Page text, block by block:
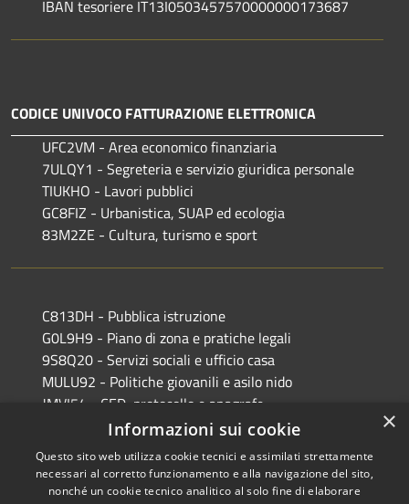
IBAN tesoriere IT13I0503457570000000173687
CODICE UNIVOCO FATTURAZIONE ELETTRONICA
UFC2VM - Area economico finanziaria
7ULQY1 - Segreteria e servizio giuridica personale
TIUKHO - Lavori pubblici
GC8FIZ - Urbanistica, SUAP ed ecologia
83M2ZE - Cultura, turismo e sport
C813DH - Pubblica istruzione
G0L9H9 - Piano di zona e pratiche legali
9S8Q20 - Servizi sociali e ufficio casa
MULU92 - Politiche giovanili e asilo nido
JMVI54 - CED, protocollo e anagrafe
EFR931 - Polizia Locale
×
Informazioni sui cookie
Questo sito web utilizza cookie tecnici e assimilati strettamente
necessari al corretto funzionamento e alla navigazione del sito,
nonché un cookie tecnico analitico al solo fine di elaborare